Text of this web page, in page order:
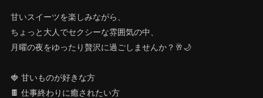
甘いスイーツを楽しみながら、
ちょっと大人でセクシーな雰囲気の中、
月曜の夜をゆったり贅沢に過ごしませんか？🥂🌙
🍓 甘いものが好きな方
🍫 仕事終わりに癒されたい方